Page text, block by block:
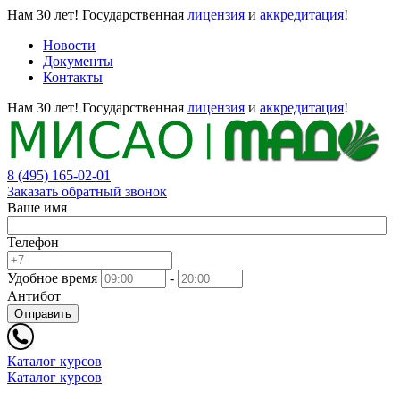
Нам 30 лет! Государственная лицензия и аккредитация!
Новости
Документы
Контакты
Нам 30 лет! Государственная лицензия и аккредитация!
8 (495) 165-02-01
Заказать обратный звонок
Ваше имя
Телефон
Удобное время
-
Антибот
Отправить
Каталог курсов
Каталог курсов